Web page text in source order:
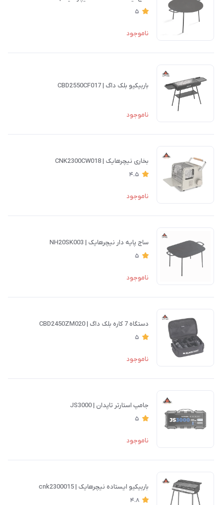
5
ناموجود
باربیکیو بلک داگ | CBD2550CF017
ناموجود
بخاری نیچرهایک | CNK2300CW018
4.5
ناموجود
ساج پایه دار نیچرهایک | NH20SK003
5
ناموجود
دستگاه 7 کاره بلک داگ | CBD2450ZM020
5
ناموجود
جامپ استارتر تاپدان | JS3000
5
ناموجود
باربیکیو ایستاده نیچرهایک | cnk2300015
4.8